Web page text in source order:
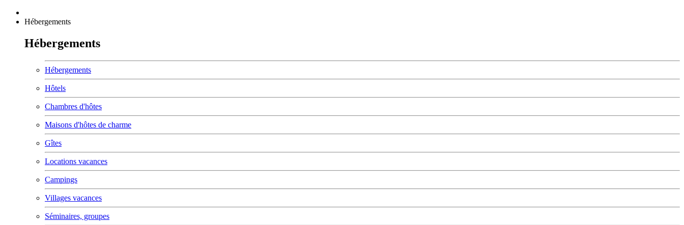
Hébergements
Hébergements
Hébergements
Hôtels
Chambres d'hôtes
Maisons d'hôtes de charme
Gîtes
Locations vacances
Campings
Villages vacances
Séminaires, groupes